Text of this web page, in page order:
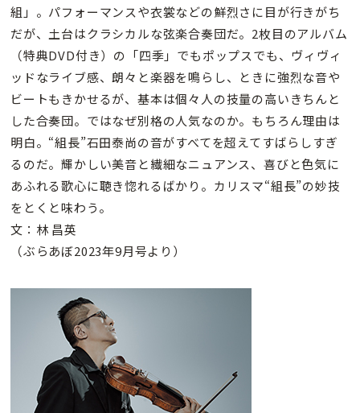
組」。パフォーマンスや衣裳などの鮮烈さに目が行きがち
だが、土台はクラシカルな弦楽合奏団だ。2枚目のアルバム
（特典DVD付き）の「四季」でもポップスでも、ヴィヴィ
ッドなライブ感、朗々と楽器を鳴らし、ときに強烈な音や
ビートもきかせるが、基本は個々人の技量の高いきちんと
した合奏団。ではなぜ別格の人気なのか。もちろん理由は
明白。“組長”石田泰尚の音がすべてを超えてすばらしすぎ
るのだ。輝かしい美音と繊細なニュアンス、喜びと色気に
あふれる歌心に聴き惚れるばかり。カリスマ“組長”の妙技
をとくと味わう。
文：林 昌英
（ぶらあぼ2023年9月号より）